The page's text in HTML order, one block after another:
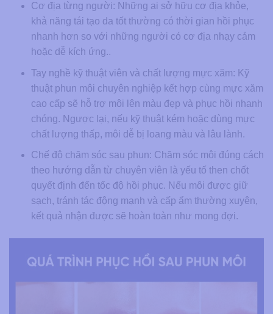
Cơ địa từng người: Những ai sở hữu cơ địa khỏe,
khả năng tái tạo da tốt thường có thời gian hồi phục
nhanh hơn so với những người có cơ địa nhạy cảm
hoặc dễ kích ứng..
Tay nghề kỹ thuật viên và chất lượng mực xăm: Kỹ
thuật phun môi chuyên nghiệp kết hợp cùng mực xăm
cao cấp sẽ hỗ trợ môi lên màu đẹp và phục hồi nhanh
chóng. Ngược lại, nếu kỹ thuật kém hoặc dùng mực
chất lượng thấp, môi dễ bị loang màu và lâu lành.
Chế độ chăm sóc sau phun: Chăm sóc môi đúng cách
theo hướng dẫn từ chuyên viên là yếu tố then chốt
quyết định đến tốc độ hồi phục. Nếu môi được giữ
sạch, tránh tác động mạnh và cấp ẩm thường xuyên,
kết quả nhận được sẽ hoàn toàn như mong đợi.